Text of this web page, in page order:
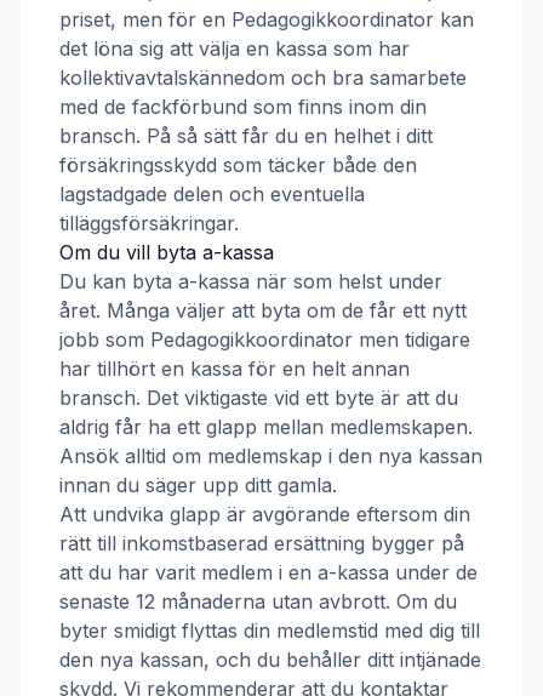
priset, men för en Pedagogikkoordinator kan
det löna sig att välja en kassa som har
kollektivavtalskännedom och bra samarbete
med de fackförbund som finns inom din
bransch. På så sätt får du en helhet i ditt
försäkringsskydd som täcker både den
lagstadgade delen och eventuella
tilläggsförsäkringar.
Om du vill byta a-kassa
Du kan byta a-kassa när som helst under
året. Många väljer att byta om de får ett nytt
jobb som Pedagogikkoordinator men tidigare
har tillhört en kassa för en helt annan
bransch. Det viktigaste vid ett byte är att du
aldrig får ha ett glapp mellan medlemskapen.
Ansök alltid om medlemskap i den nya kassan
innan du säger upp ditt gamla.
Att undvika glapp är avgörande eftersom din
rätt till inkomstbaserad ersättning bygger på
att du har varit medlem i en a-kassa under de
senaste 12 månaderna utan avbrott. Om du
byter smidigt flyttas din medlemstid med dig till
den nya kassan, och du behåller ditt intjänade
skydd. Vi rekommenderar att du kontaktar